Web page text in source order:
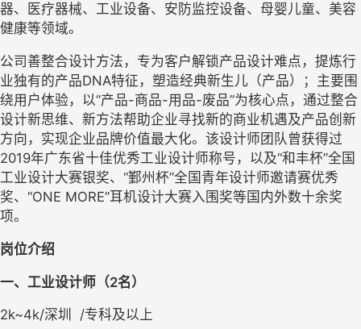
器、医疗器械、工业设备、安防监控设备、母婴儿童、美容
健康等领域。
公司善整合设计方法，专为客户解锁产品设计难点，提炼行
业独有的产品DNA特征，塑造经典新生儿（产品）；主要围
绕用户体验，以“产品-商品-用品-废品”为核心点，通过整合
设计新思维、新方法帮助企业寻找新的商业机遇及产品创新
方向，实现企业品牌价值最大化。该设计师团队曾获得过
2019年广东省十佳优秀工业设计师称号，以及“和丰杯”全国
工业设计大赛银奖、“鄞州杯”全国青年设计师邀请赛优秀
奖、“ONE MORE”耳机设计大赛入围奖等国内外数十余奖
项。
岗位介绍
一、 工业设计师 （2名）
2k~4k/深圳 /专科及以上